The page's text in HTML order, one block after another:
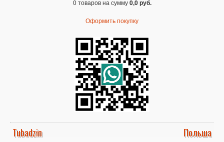
0 товаров на сумму0,0 руб.
Оформить покупку
Tubadzin Польша